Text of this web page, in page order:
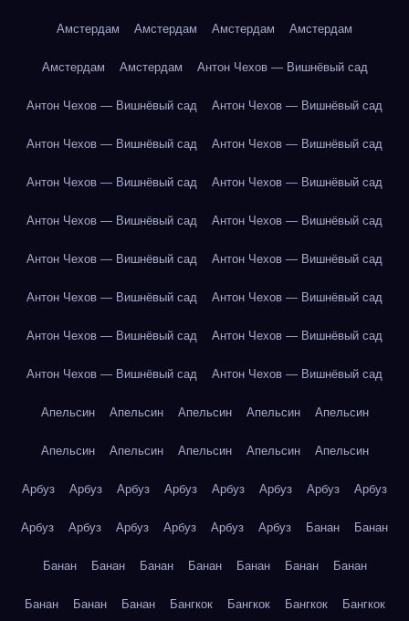
Амстердам Амстердам Амстердам Амстердам
Амстердам Амстердам Антон Чехов — Вишнёвый сад
Антон Чехов — Вишнёвый сад Антон Чехов — Вишнёвый сад
Антон Чехов — Вишнёвый сад Антон Чехов — Вишнёвый сад
Антон Чехов — Вишнёвый сад Антон Чехов — Вишнёвый сад
Антон Чехов — Вишнёвый сад Антон Чехов — Вишнёвый сад
Антон Чехов — Вишнёвый сад Антон Чехов — Вишнёвый сад
Антон Чехов — Вишнёвый сад Антон Чехов — Вишнёвый сад
Антон Чехов — Вишнёвый сад Антон Чехов — Вишнёвый сад
Антон Чехов — Вишнёвый сад Антон Чехов — Вишнёвый сад
Апельсин Апельсин Апельсин Апельсин Апельсин
Апельсин Апельсин Апельсин Апельсин Апельсин
Арбуз Арбуз Арбуз Арбуз Арбуз Арбуз Арбуз Арбуз
Арбуз Арбуз Арбуз Арбуз Арбуз Арбуз Банан Банан
Банан Банан Банан Банан Банан Банан Банан
Банан Банан Банан Бангкок Бангкок Бангкок Бангкок